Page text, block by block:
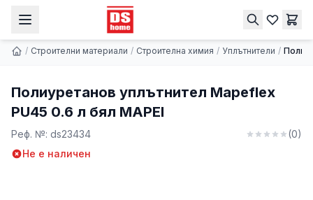
/ Строителни материали / Строителна химия / Уплътнители /
Полиуретанов уплътнител Mapeflex
PU45 0.6 л бял MAPEI
Реф. №: ds23434 (0)
Не е наличен
9.84 € | 19.25 лв. Купи